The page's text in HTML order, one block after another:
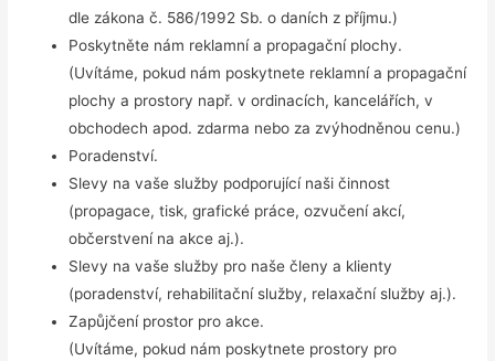
dle zákona č. 586/1992 Sb. o daních z příjmu.)
Poskytněte nám reklamní a propagační plochy.
(Uvítáme, pokud nám poskytnete reklamní a propagační
plochy a prostory např. v ordinacích, kancelářích, v
obchodech apod. zdarma nebo za zvýhodněnou cenu.)
Poradenství.
Slevy na vaše služby podporující naši činnost
(propagace, tisk, grafické práce, ozvučení akcí,
občerstvení na akce aj.).
Slevy na vaše služby pro naše členy a klienty
(poradenství, rehabilitační služby, relaxační služby aj.).
Zapůjčení prostor pro akce.
(Uvítáme, pokud nám poskytnete prostory pro